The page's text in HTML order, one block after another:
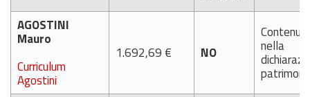
AGOSTINI
Mauro
Curriculum
Agostini
1.692,69 € NO nella